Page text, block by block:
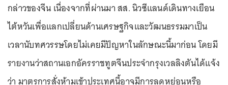
กล่าวของจีน เนื่องจากที่ผ่านมา สส. นิวซีแลนด์เดินทางเยือน
ไต้หวันเพื่อแลกเปลี่ยนด้านเศรษฐกิจและวัฒนธรรมมาเป็น
เวลานับทศวรรษโดยไม่เคยมีปัญหาในลักษณะนี้มาก่อน โดยมี
รายงานว่าสถานเอกอัครราชทูตจีนประจำกรุงเวลลิงตันได้แจ้ง
ว่า มาตรการสั่งห้ามเข้าประเทศนี้อาจมีการลดหย่อนหรือ